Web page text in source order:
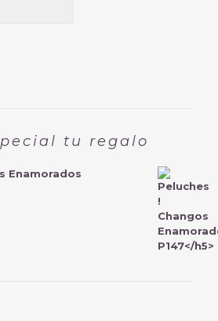
tu regalo
Enamorados